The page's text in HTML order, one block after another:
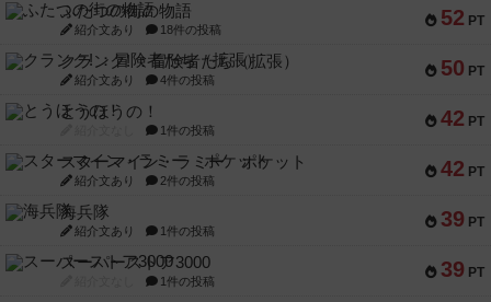
52 PT
ふたつの街の物語
紹介文あり 18件の投稿
50 PT
クランク! ：冒険者たち（拡張）
紹介文あり 4件の投稿
42 PT
とうほうの！
1件の投稿
42 PT
スターマイン・ラミー ポケット
紹介文あり 2件の投稿
39 PT
海兵隊
紹介文あり 1件の投稿
39 PT
スーパーストア3000
1件の投稿